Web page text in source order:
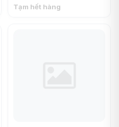
DELVERDE
Tạm hết hàng